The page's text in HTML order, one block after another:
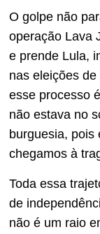
O golpe não
operação Lava
e prende Lula,
nas eleições
esse processo
não estava no
burguesia, pois
chegamos à
Toda essa
de
não é um raio